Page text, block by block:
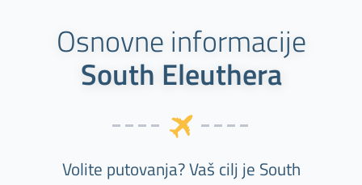
Osnovne informacije
South Eleuthera
Volite putovanja? Vaš cilj je South